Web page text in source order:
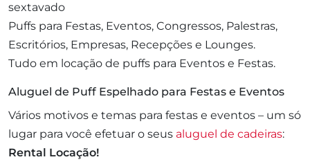
sextavado
Puffs para Festas, Eventos, Congressos, Palestras,
Escritórios, Empresas, Recepções e Lounges.
Tudo em locação de puffs para Eventos e Festas.
Aluguel de Puff Espelhado para Festas e Eventos
Vários motivos e temas para festas e eventos – um só
lugar para você efetuar o seus aluguel de cadeiras:
Rental Locação!